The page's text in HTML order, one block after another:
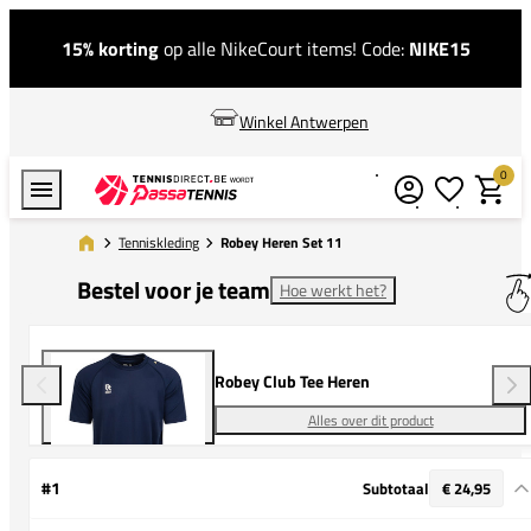
15% kortingop alle NikeCourt items! Code: NIKE15
Winkel Antwerpen
0
Tenniskleding Robey Heren Set 11
Bestel voor je team Hoe werkt het?
Robey Club Tee Heren
Alles over dit product
#1 Subtotaal € 24,95